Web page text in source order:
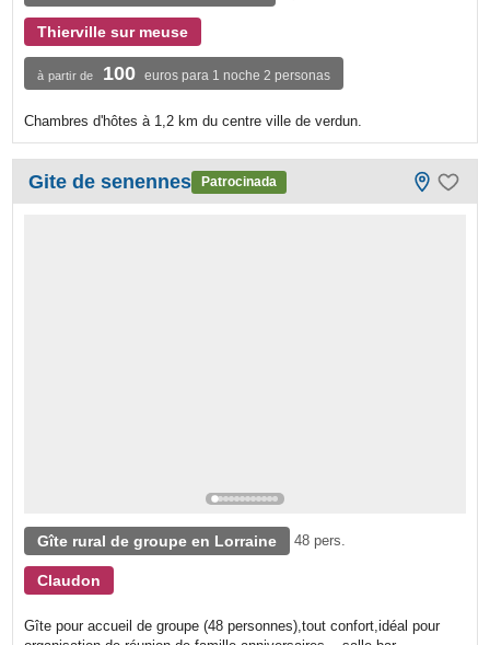
Thierville sur meuse
à partir de 100 euros para 1 noche 2 personas
Chambres d'hôtes à 1,2 km du centre ville de verdun.
Gite de senennes Patrocinada
Gîte rural de groupe en Lorraine 48 pers.
Claudon
Gîte pour accueil de groupe (48 personnes),tout confort,idéal pour